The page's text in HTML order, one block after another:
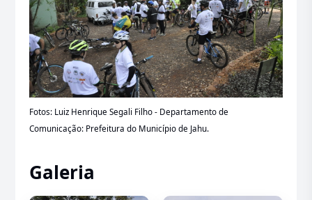
Fotos: Luiz Henrique Segali Filho - Departamento de
Comunicação: Prefeitura do Município de Jahu.
Galeria